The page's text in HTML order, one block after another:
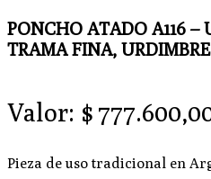
PONCHO ATADO A116 –
TRAMA FINA,
Valor: $
Pieza de uso tradicional en